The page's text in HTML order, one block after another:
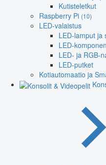
Kutisteletkut
Raspberry Pi (10)
LED-valaistus
LED-lamput ja
LED-
LED- ja RGB-
LED-putket
Kotiautomaatio ja